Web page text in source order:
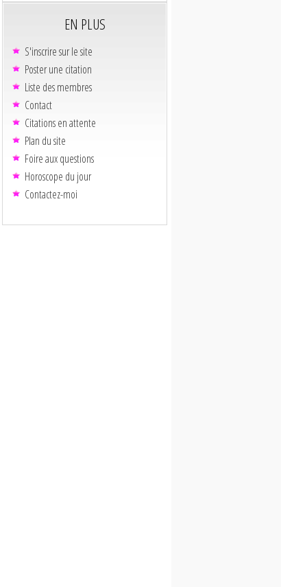
EN PLUS
S'inscrire sur le site
Poster une citation
Liste des membres
Contact
Citations en attente
Plan du site
Foire aux questions
Horoscope du jour
Contactez-moi